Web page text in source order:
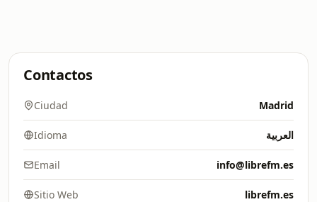
Contactos
Ciudad Madrid
Idioma العربية
Email info@librefm.es
Sitio Web librefm.es